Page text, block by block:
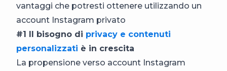
vantaggi che potresti ottenere utilizzando un
account Instagram privato
#1 Il bisogno di privacy e contenuti
personalizzati è in crescita
La propensione verso account Instagram